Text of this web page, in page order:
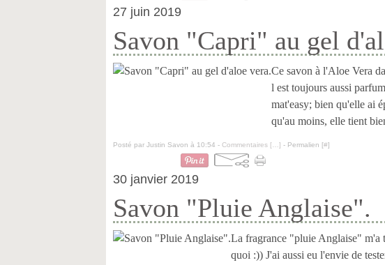
27 juin 2019
Savon "Capri" au gel
Ce savon à l'Aloe Vera
l est toujours aussi
mat'easy; bien qu'elle ai
qu'au moins, elle tient
Posté par Justin Savon à 10:54 - Commentaires [ ] - Permalien [#]
30 janvier 2019
Savon "Pluie Anglaise".
La fragrance "pluie Anglaise" m'a
quoi :)) J'ai aussi eu l'envie de